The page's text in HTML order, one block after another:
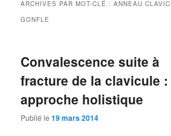
ARCHIVES PAR MOT-CLÉ :ANNEAU
GONFLE
Convalescence suite à
fracture de la clavicule :
approche holistique
Publié le19 mars 2014